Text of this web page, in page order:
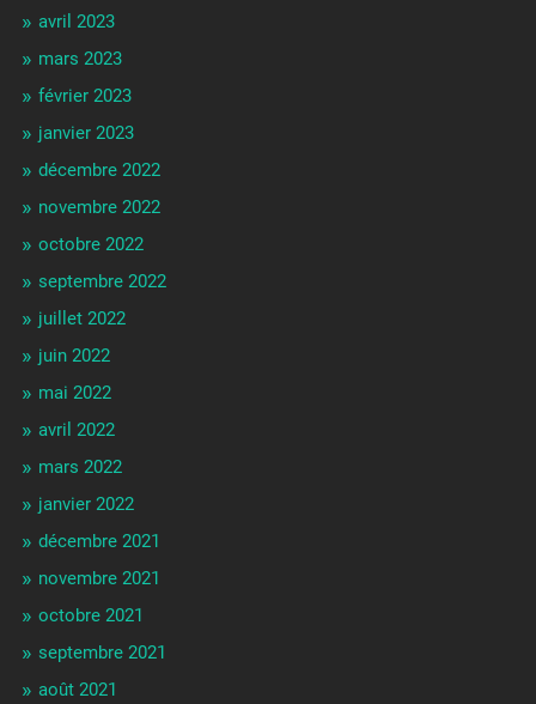
avril 2023
mars 2023
février 2023
janvier 2023
décembre 2022
novembre 2022
octobre 2022
septembre 2022
juillet 2022
juin 2022
mai 2022
avril 2022
mars 2022
janvier 2022
décembre 2021
novembre 2021
octobre 2021
septembre 2021
août 2021